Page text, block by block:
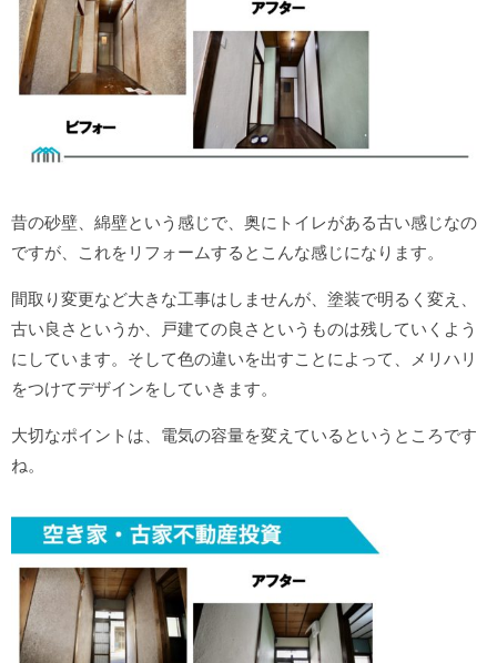
昔の砂壁、綿壁という感じで、奥にトイレがある古い感じなの
ですが、これをリフォームするとこんな感じになります。
間取り変更など大きな工事はしませんが、塗装で明るく変え、
古い良さというか、戸建ての良さというものは残していくよう
にしています。そして色の違いを出すことによって、メリハリ
をつけてデザインをしていきます。
大切なポイントは、電気の容量を変えているというところです
ね。